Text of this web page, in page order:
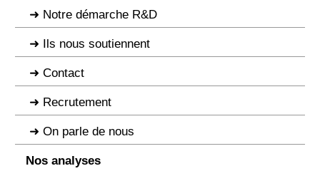
Notre démarche R&D
Ils nous soutiennent
Contact
Recrutement
On parle de nous
Nos analyses